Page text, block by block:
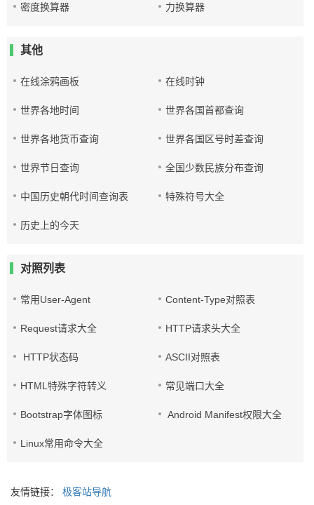
密度换算器 力换算器
其他
在线涂鸦画板 在线时钟
世界各地时间 世界各国首都查询
世界各地货币查询 世界各国区号时差查询
世界节日查询 全国少数民族分布查询
中国历史朝代时间查询表 特殊符号大全
历史上的今天
对照列表
常用User-Agent Content-Type对照表
Request请求大全 HTTP请求头大全
HTTP状态码 ASCII对照表
HTML特殊字符转义 常见端口大全
Bootstrap字体图标 Android Manifest权限大全
Linux常用命令大全
友情链接： 极客站导航